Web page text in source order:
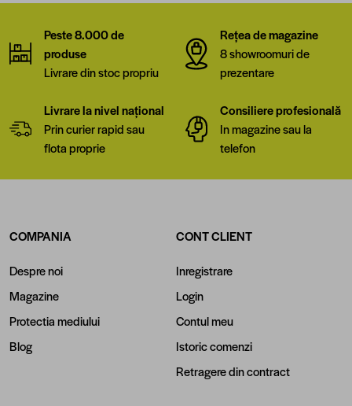
Peste 8.000 de
produse
Livrare din stoc propriu
Rețea de magazine
8 showroomuri de
prezentare
Livrare la nivel național
Prin curier rapid sau
flota proprie
Consiliere profesională
In magazine sau la
telefon
COMPANIA
Despre noi
Magazine
Protectia mediului
Blog
CONT CLIENT
Inregistrare
Login
Contul meu
Istoric comenzi
Retragere din contract